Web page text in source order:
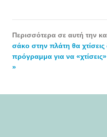
Περισσότερα σε αυτή την
σάκο στην πλάτη θα
πρόγραμμα για να
»